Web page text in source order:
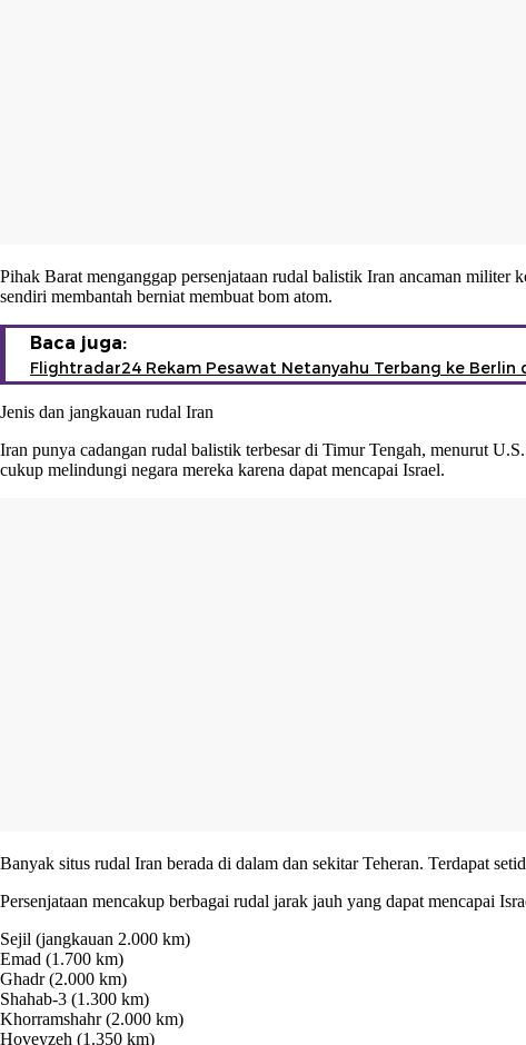
Pihak Barat menganggap persenjataan rudal balistik Iran ancaman militer
sendiri membantah berniat membuat bom atom.
Baca juga:
Flightradar24 Rekam Pesawat Netanyahu Terbang ke Berlin
Jenis dan jangkauan rudal Iran
Iran punya cadangan rudal balistik terbesar di Timur Tengah, menurut
cukup melindungi negara mereka karena dapat mencapai Israel.
Banyak situs rudal Iran berada di dalam dan sekitar Teheran. Terdapat
Persenjataan mencakup berbagai rudal jarak jauh yang dapat mencapai
Sejil (jangkauan 2.000 km)
Emad (1.700 km)
Ghadr (2.000 km)
Shahab-3 (1.300 km)
Khorramshahr (2.000 km)
Hoveyzeh (1.350 km)